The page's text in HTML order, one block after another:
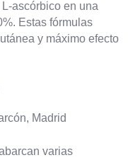
ascórbico en una
Estas fórmulas
y máximo efecto
varias